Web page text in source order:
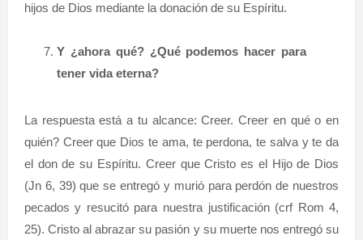
hijos de Dios mediante la donación de su Espíritu.
Y ¿ahora qué? ¿Qué podemos hacer para
tener vida eterna?
La respuesta está a tu alcance: Creer. Creer en qué o en
quién? Creer que Dios te ama, te perdona, te salva y te da
el don de su Espíritu. Creer que Cristo es el Hijo de Dios
(Jn 6, 39) que se entregó y murió para perdón de nuestros
pecados y resucitó para nuestra justificación (crf Rom 4,
25). Cristo al abrazar su pasión y su muerte nos entregó su